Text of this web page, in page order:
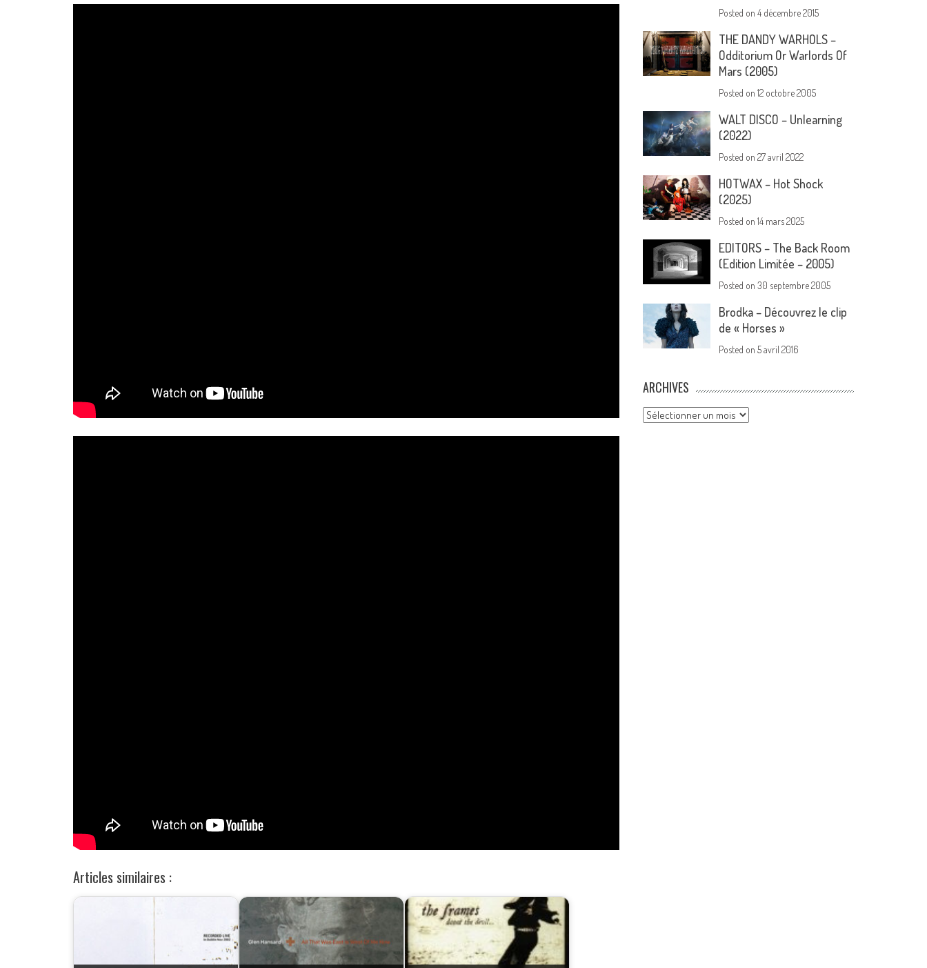
Articles similaires :
Posted on4 décembre 2015
THE DANDY WARHOLS –
Odditorium Or Warlords Of
Mars (2005)
Posted on12 octobre 2005
WALT DISCO – Unlearning
(2022)
Posted on27 avril 2022
HOTWAX – Hot Shock
(2025)
Posted on14 mars 2025
EDITORS – The Back Room
(Edition Limitée – 2005)
Posted on30 septembre 2005
Brodka – Découvrez le clip
de « Horses »
Posted on5 avril 2016
ARCHIVES
Archives